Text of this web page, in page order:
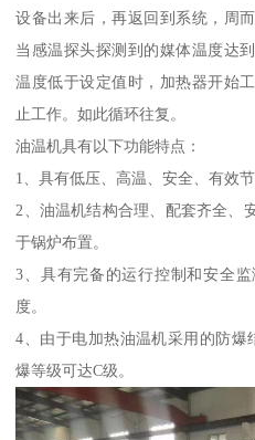
设备出来后，再返回到系统，周
当感温探头探测到的媒体温度达
温度低于设定值时，加热器开始
止工作。如此循环往复。
油温机具有以下功能特点：
1、具有低压、高温、安全、有效节
2、油温机结构合理、配套齐全、
于锅炉布置。
3、具有完备的运行控制和安全
度。
4、由于电加热油温机采用的防
爆等级可达C级。